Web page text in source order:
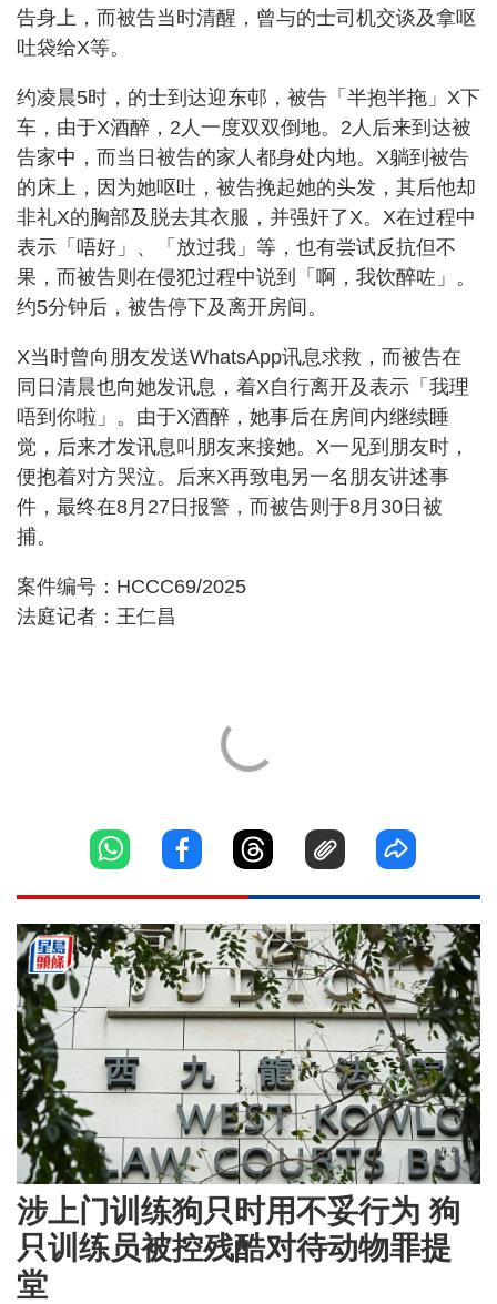
告身上，而被告当时清醒，曾与的士司机交谈及拿呕
吐袋给X等。
约凌晨5时，的士到达迎东邨，被告「半抱半拖」X下
车，由于X酒醉，2人一度双双倒地。2人后来到达被
告家中，而当日被告的家人都身处内地。X躺到被告
的床上，因为她呕吐，被告挽起她的头发，其后他却
非礼X的胸部及脱去其衣服，并强奸了X。X在过程中
表示「唔好」、「放过我」等，也有尝试反抗但不
果，而被告则在侵犯过程中说到「啊，我饮醉咗」。
约5分钟后，被告停下及离开房间。
X当时曾向朋友发送WhatsApp讯息求救，而被告在
同日清晨也向她发讯息，着X自行离开及表示「我理
唔到你啦」。由于X酒醉，她事后在房间内继续睡
觉，后来才发讯息叫朋友来接她。X一见到朋友时，
便抱着对方哭泣。后来X再致电另一名朋友讲述事
件，最终在8月27日报警，而被告则于8月30日被
捕。
案件编号：HCCC69/2025
法庭记者：王仁昌
涉上门训练狗只时用不妥行为 狗
只训练员被控残酷对待动物罪提
堂